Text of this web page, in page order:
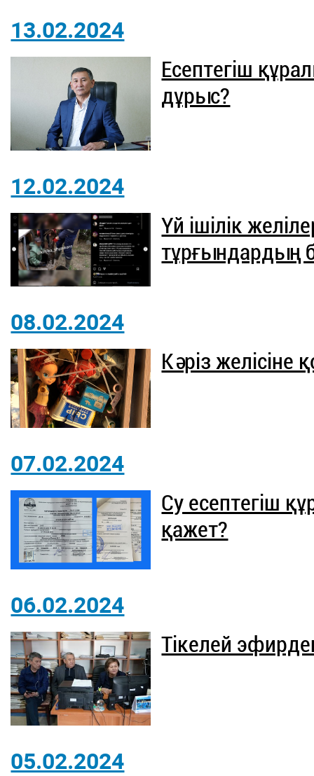
13.02.2024
Есептегіш
дұрыс?
12.02.2024
Үй ішілік
тұрғындардың
08.02.2024
Кәріз
07.02.2024
Су есептегіш
қажет?
06.02.2024
Тікелей
05.02.2024